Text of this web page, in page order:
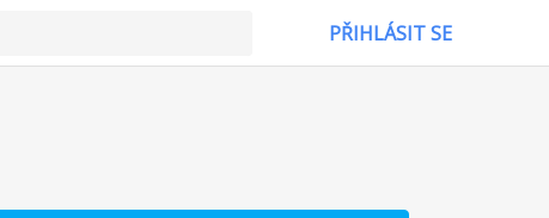
PŘIHLÁSIT SE